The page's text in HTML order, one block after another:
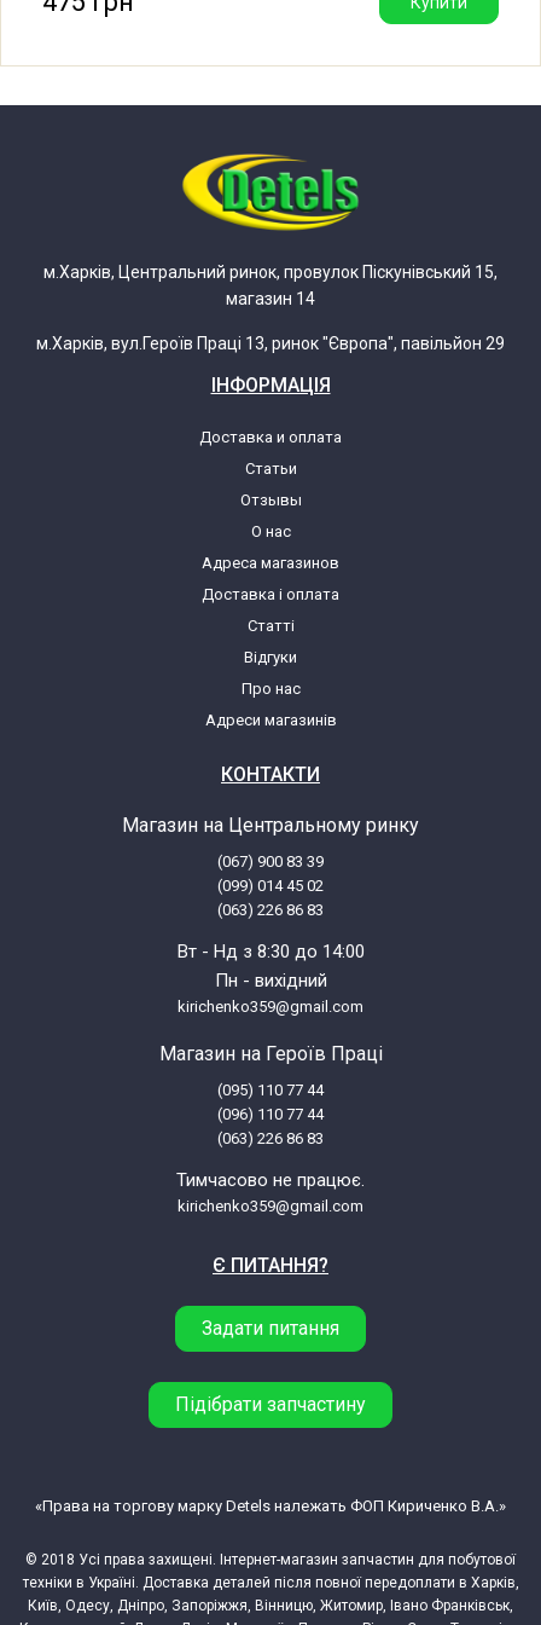
Haier HW-D1270TVE CE0H10E0Y
31009707 CE0H10E0Y00
Haier HW-D1270TVE CE0H10E12
31009914 CE0H10E1200
Haier HW-D1270TVE ME CE0H10E0Z
Haier HW-D1470TVE-F CE0H15E0S
31009750 CE0H15E0S00
Haier HW-D1470TVE CE0H10E0K
31009933 CE0H10E0K00
Haier HW-D1470TVEME CE0H10E0H
31009706 CE0H10E0H00
31009943 CE0HR2E0200
Haier HW08-CP1439 CE0JW4E0F
31009952 CE0JW4E0F00
Haier HW08-CPW14639 CE0JW7E0F
31011468 CE0JW7E0F00
Haier HW09-14CMF CE0JW7E0A
Haier HW50-1002 CE0J2NE0H 31010029
CE0J2NE0H00
31009902 CE0JGBE0H00
Haier HW50-1002W CE0J2HE0H
Haier HW50-1010 CE0J22E0D 31011485
CE0J24E0H00
Haier HW50-1010A CE0JG8E0H
м.Харків, Центральний ринок, провулок Піскунівський 15,
магазин 14
м.Харків, вул.Героїв Праці 13, ринок "Європа", павільйон 29
ІНФОРМАЦІЯ
Доставка и оплата
Статьи
Отзывы
О нас
Адреса магазинов
Доставка і оплата
Статті
Відгуки
Про нас
Адреси магазинів
КОНТАКТИ
Магазин на Центральному ринку
(067) 900 83 39
(099) 014 45 02
(063) 226 86 83
Вт - Нд з 8:30 до 14:00
Пн - вихідний
kirichenko359@gmail.com
Магазин на Героїв Праці
(095) 110 77 44
(096) 110 77 44
(063) 226 86 83
Тимчасово не працює.
kirichenko359@gmail.com
Є ПИТАННЯ?
Задати питання
Підібрати запчастину
© 2018 Усі права захищені. Інтернет-магазин запчастин для побутової
техніки в Україні. Доставка деталей після повної передоплати в Харків,
Київ, Одесу, Дніпро, Запоріжжя, Вінницю, Житомир, Івано Франківськ,
«Права на торгову марку Detels належать ФОП Кириченко В.А.»